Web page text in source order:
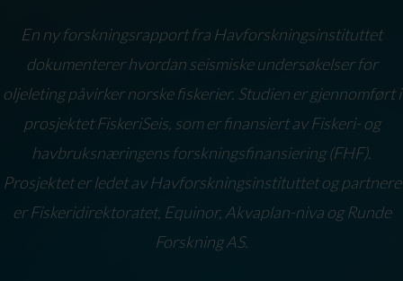
En ny forskningsrapport fra Havforskningsinstituttet
dokumenterer hvordan seismiske undersøkelser for
oljeleting påvirker norske fiskerier. Studien er gjennomført i
prosjektet FiskeriSeis, som er finansiert av Fiskeri- og
havbruksnæringens forskningsfinansiering (FHF).
Prosjektet er ledet av Havforskningsinstituttet og partnere
er Fiskeridirektoratet, Equinor, Akvaplan-niva og Runde
Forskning AS.